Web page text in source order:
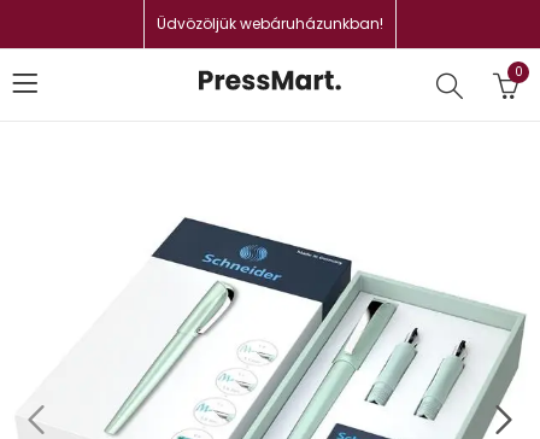
Üdvözöljük webáruházunkban!
0